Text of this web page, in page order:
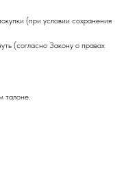
(при условии сохранения
(согласно Закону о правах
талоне.